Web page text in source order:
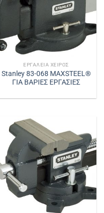
ΕΡΓΑΛΕΊΑ ΧΕΙΡΌΣ
Stanley 83-068 MAXSTEEL®
ΓΙΑ ΒΑΡΙΕΣ ΕΡΓΑΣΙΕΣ